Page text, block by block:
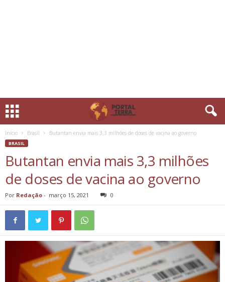
Início Brasil Butantan envia mais 3,3 milhões de doses de vacina ao governo
BRASIL
Butantan envia mais 3,3 milhões
de doses de vacina ao governo
Por Redação - março 15, 2021 0